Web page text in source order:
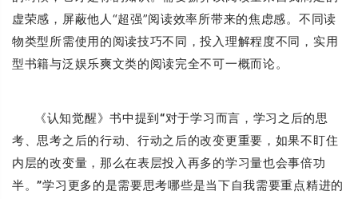
虚荣感，屏蔽他人“超强”阅读效率所带来的焦虑感。不同读
物类型所需使用的阅读技巧不同，投入理解程度不同，实用
型书籍与泛娱乐爽文类的阅读完全不可一概而论。
《认知觉醒》书中提到 “对于学习而言，学习之后的思
考、思考之后的行动、行动之后的改变更重要，如果不盯住
内层的改变量，那么在表层投入再多的学习量也会事倍功
半。”学习更多的是需要思考哪些是当下自我需要重点精进的